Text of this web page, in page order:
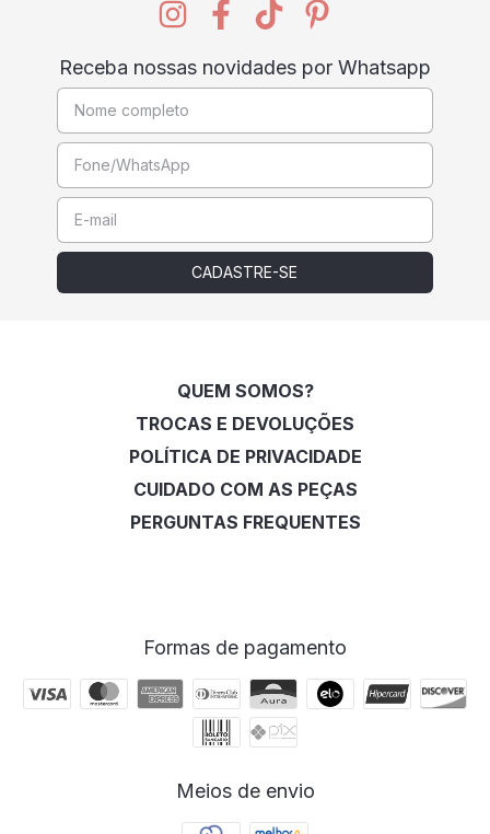
Receba nossas novidades por Whatsapp
QUEM SOMOS?
TROCAS E DEVOLUÇÕES
POLÍTICA DE PRIVACIDADE
CUIDADO COM AS PEÇAS
PERGUNTAS FREQUENTES
Formas de pagamento
Meios de envio